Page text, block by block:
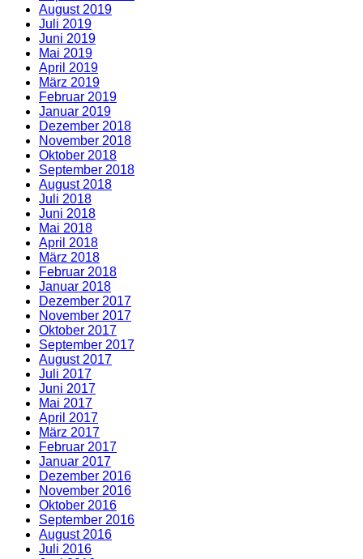
August 2019
Juli 2019
Juni 2019
Mai 2019
April 2019
März 2019
Februar 2019
Januar 2019
Dezember 2018
November 2018
Oktober 2018
September 2018
August 2018
Juli 2018
Juni 2018
Mai 2018
April 2018
März 2018
Februar 2018
Januar 2018
Dezember 2017
November 2017
Oktober 2017
September 2017
August 2017
Juli 2017
Juni 2017
Mai 2017
April 2017
März 2017
Februar 2017
Januar 2017
Dezember 2016
November 2016
Oktober 2016
September 2016
August 2016
Juli 2016